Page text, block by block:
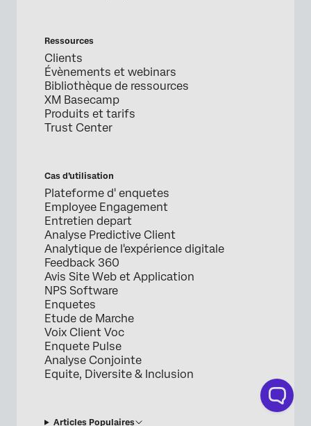
Ressources
Clients
Évènements et webinars
Bibliothèque de ressources
XM Basecamp
Produits et tarifs
Trust Center
Cas d’utilisation
Plateforme d' enquetes
Employee Engagement
Entretien depart
Analyse Predictive Client
Analytique de l'expérience digitale
Feedback 360
Avis Site Web et Application
NPS Software
Enquetes
Etude de Marche
Voix Client Voc
Enquete Pulse
Analyse Conjointe
Equite, Diversite & Inclusion
Articles Populaires